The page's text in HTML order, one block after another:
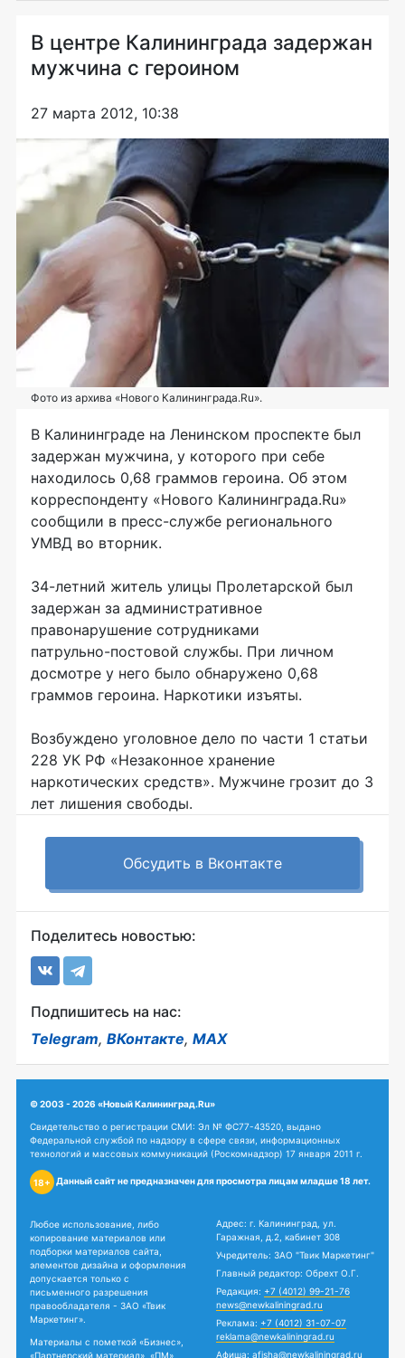
В центре Калининграда задержан
мужчина с героином
27 марта 2012, 10:38
Фото из архива «Нового Калининграда.Ru».
В Калининграде на Ленинском проспекте был
задержан мужчина, у которого при себе
находилось 0,68 граммов героина. Об этом
корреспонденту «Нового Калининграда.Ru»
сообщили в пресс-службе регионального
УМВД во вторник.
34-летний житель улицы Пролетарской был
задержан за административное
правонарушение сотрудниками
патрульно-постовой службы. При личном
досмотре у него было обнаружено 0,68
граммов героина. Наркотики изъяты.
Возбуждено уголовное дело по части 1 статьи
228 УК РФ «Незаконное хранение
наркотических средств». Мужчине грозит до 3
лет лишения свободы.
Обсудить в Вконтакте
Поделитесь новостью:
Подпишитесь на нас:
Telegram, ВКонтакте, MAX
© 2003 - 2026 «Новый Калининград.Ru»
Свидетельство о регистрации СМИ: Эл № ФС77-43520, выдано
Федеральной службой по надзору в сфере связи, информационных
технологий и массовых коммуникаций (Роскомнадзор) 17 января 2011 г.
18+ Данный сайт не предназначен для просмотра лицам младше 18 лет.
Любое использование, либо
копирование материалов или
подборки материалов сайта,
элементов дизайна и оформления
допускается только с
письменного разрешения
правообладателя - ЗАО «Твик
Маркетинг».
Материалы с пометкой «Бизнес»,
«Партнерский материал», «ПМ»,
Адрес: г. Калининград, ул.
Гаражная, д.2, кабинет 308
Учредитель: ЗАО "Твик Маркетинг"
Главный редактор: Обрехт О.Г.
Редакция: +7 (4012) 99-21-76
news@newkaliningrad.ru
Реклама: +7 (4012) 31-07-07
reklama@newkaliningrad.ru
Афиша: afisha@newkaliningrad.ru